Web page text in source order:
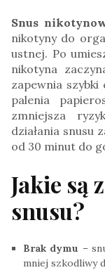
Snus
nikotyny do
ustnej. Po
nikotyna
zapewnia
palenia
zmniejsza
działania snusu
od 30 minut do
Jakie są
snusu?
Brak dymu –
mniej szkodliwy